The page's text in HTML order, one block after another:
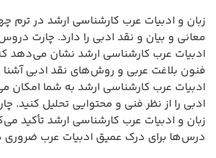
زبان و ادبیات عرب کارشناسی ارشد در ترم
معانی و بیان و نقد ادبی را دارد. چارت
ادبیات عرب کارشناسی ارشد نشان می‌دهد
فنون بلاغت عربی و روش‌های نقد ادبی
ادبیات عرب کارشناسی ارشد به شما امکان
ادبی را از نظر فنی و محتوایی تحلیل کنید.
زبان و ادبیات عرب کارشناسی ارشد تأکید
درس‌ها برای درک عمیق ادبیات عرب